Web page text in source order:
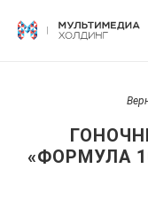
«ФОРМУЛА